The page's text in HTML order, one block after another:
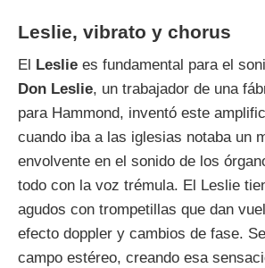
Leslie, vibrato y chorus
El Leslie es fundamental para el
Don Leslie, un trabajador de una
para Hammond, inventó este
cuando iba a las iglesias notaba un
envolvente en el sonido de los
todo con la voz trémula. El Leslie
agudos con trompetillas que dan
efecto doppler y cambios de fase.
campo estéreo, creando esa